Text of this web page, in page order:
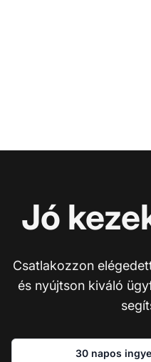
Jó
Csatlakozzon
és nyújtson kiváló
30 napos